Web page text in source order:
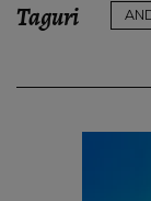
Taguri